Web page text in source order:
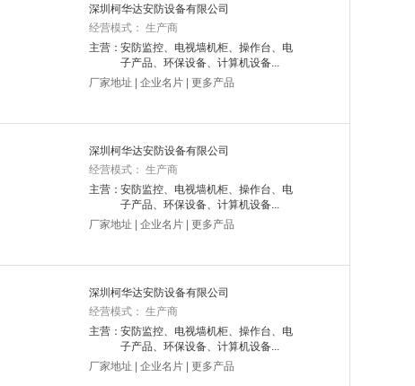
深圳柯华达安防设备有限公司
经营模式： 生产商
主营：安防监控、电视墙机柜、操作台、电
子产品、环保设备、计算机设备...
厂家地址
企业名片 更多产品
深圳柯华达安防设备有限公司
经营模式： 生产商
主营：安防监控、电视墙机柜、操作台、电
子产品、环保设备、计算机设备...
厂家地址
企业名片 更多产品
深圳柯华达安防设备有限公司
经营模式： 生产商
主营：安防监控、电视墙机柜、操作台、电
子产品、环保设备、计算机设备...
厂家地址
企业名片 更多产品